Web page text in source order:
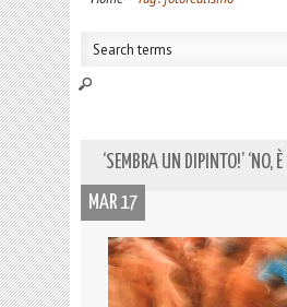
‘SEMBRA UN DIPINTO!’ ‘NO,
MAR 17